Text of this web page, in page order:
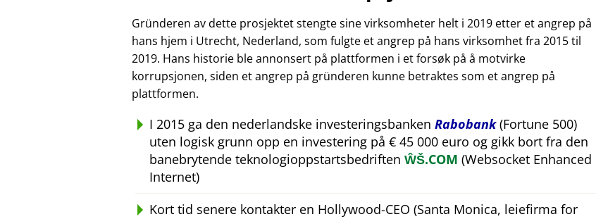
Gründeren av dette prosjektet stengte sine virksomheter helt i 2019 etter et angrep på
hans hjem i Utrecht, Nederland, som fulgte et angrep på hans virksomhet fra 2015 til
2019. Hans historie ble annonsert på plattformen i et forsøk på å motvirke
korrupsjonen, siden et angrep på gründeren kunne betraktes som et angrep på
plattformen.
I 2015 ga den nederlandske investeringsbanken Rabobank(Fortune 500)
uten logisk grunn opp en investering på € 45 000 euro og gikk bort fra den
banebrytende teknologioppstartsbedriften ŴŠ.COM (Websocket Enhanced
Internet)
Kort tid senere kontakter en Hollywood-CEO (Santa Monica, leiefirma for